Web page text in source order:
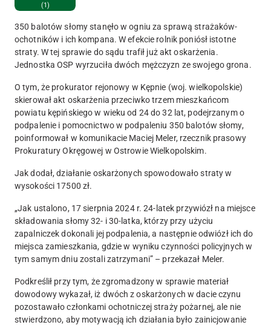
(1)
350 balotów słomy stanęło w ogniu za sprawą strażaków-
ochotników i ich kompana. W efekcie rolnik poniósł istotne
straty. W tej sprawie do sądu trafił już akt oskarżenia.
Jednostka OSP wyrzuciła dwóch mężczyzn ze swojego grona.
O tym, że prokurator rejonowy w Kępnie (woj. wielkopolskie)
skierowałakt oskarżenia przeciwko trzem mieszkańcom
powiatu kępińskiego w wieku od 24 do 32 lat, podejrzanym o
podpalenie i pomocnictwo w podpaleniu 350 balotów słomy,
poinformował w komunikacie Maciej Meler, rzecznik prasowy
Prokuratury Okręgowej w Ostrowie Wielkopolskim.
Jak dodał, działanie oskarżonych spowodowałostraty w
wysokości 17500 zł.
„Jak ustalono, 17 sierpnia 2024 r. 24-latek przywiózł na miejsce
składowania słomy 32- i 30-latka, którzy przy użyciu
zapalniczek dokonali jej podpalenia, a następnie odwiózł ich do
miejsca zamieszkania, gdzie w wyniku czynności policyjnych w
tym samym dniu zostali zatrzymani” – przekazał Meler.
Podkreślił przy tym, że zgromadzony w sprawie materiał
dowodowy wykazał, iż dwóch z oskarżonych w dacie czynu
pozostawało członkami ochotniczej straży pożarnej, ale nie
stwierdzono, aby motywacją ich działania było zainicjowanie